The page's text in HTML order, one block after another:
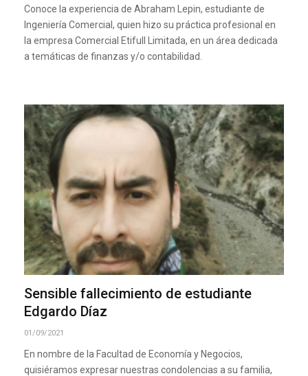
Conoce la experiencia de Abraham Lepin, estudiante de
Ingeniería Comercial, quien hizo su práctica profesional en
la empresa Comercial Etifull Limitada, en un área dedicada
a temáticas de finanzas y/o contabilidad.
Sensible fallecimiento de estudiante
Edgardo Díaz
01/09/2021
En nombre de la Facultad de Economía y Negocios,
quisiéramos expresar nuestras condolencias a su familia,